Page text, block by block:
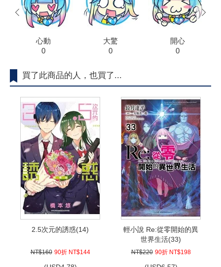
心動
0
大驚
0
開心
0
prev next
買了此商品的人，也買了...
2.5次元的誘惑(14)
NT$160 90折 NT$144
輕小說 Re:從零開始的異
世界生活(33)
NT$220 90折 NT$198